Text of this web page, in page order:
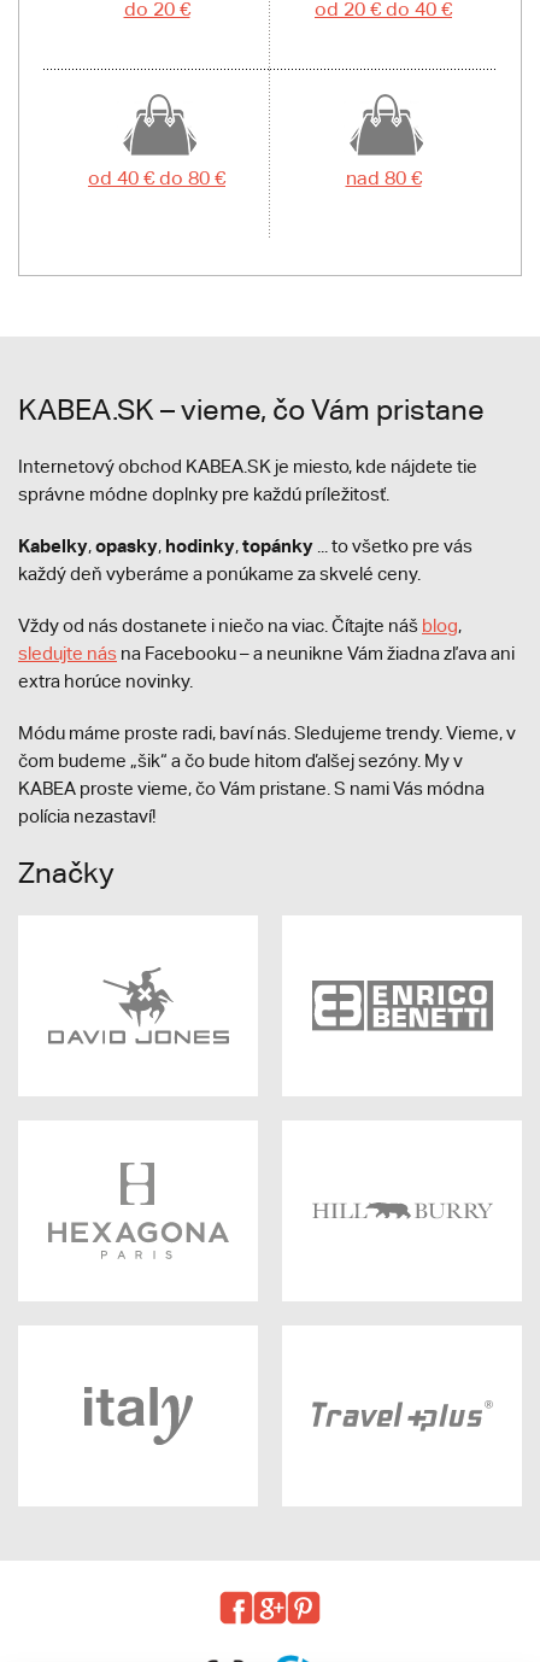
do 20 € od 20 € do 40 €
od 40 € do 80 € nad 80 €
KABEA.SK – vieme, čo Vám pristane
Internetový obchod KABEA.SK je miesto, kde nájdete tie
správne módne doplnky pre každú príležitosť.
Kabelky,opasky, hodinky,topánky ... to všetko pre vás
každý deň vyberáme a ponúkame za skvelé ceny.
Vždy od nás dostanete i niečo na viac. Čítajte náš blog,
sledujte nás na Facebooku – a neunikne Vám žiadna zľava ani
extra horúce novinky.
Módu máme proste radi, baví nás. Sledujeme trendy. Vieme, v
čom budeme „šik“ a čo bude hitom ďalšej sezóny. My v
KABEA proste vieme, čo Vám pristane. S nami Vás módna
polícia nezastaví!
Značky